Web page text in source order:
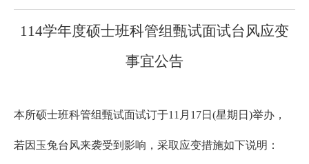
114学年度硕士班科管组甄试面试台风应变
事宜公告
本所硕士班科管组甄试面试订于11月17日(星期日)举办，
若因玉兔台风来袭受到影响，采取应变措施如下说明：